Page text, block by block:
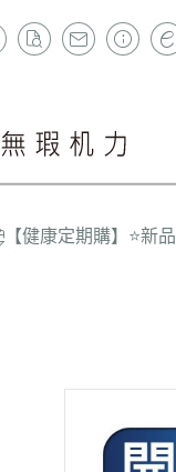
【健康定期購】 ⭐新
孕哺媽咪
嬰幼兒/
大童/學